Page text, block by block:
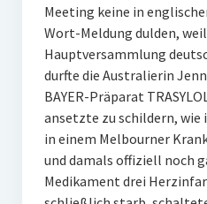
Meeting keine in
Wort-Meldung dulden,
Hauptversammlung
durfte die Australierin
BAYER-Präparat
ansetzte zu schildern, wie
in einem Melbourner
und damals offiziell noch
Medikament drei